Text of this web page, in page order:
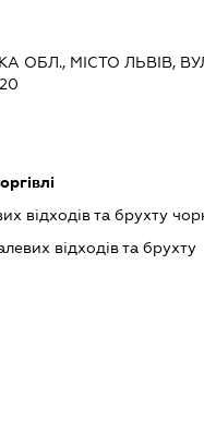
ОБЛ., МІСТО ЛЬВІВ,
відходів та брухту
відходів та брухту